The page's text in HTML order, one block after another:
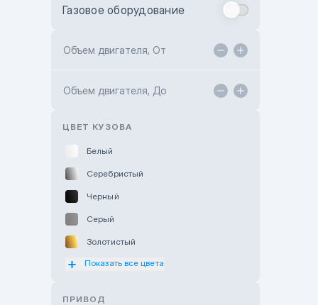
Toyota Kokshetau
Hyundai ShymCity
Газовое оборудование
Объем двигателя, От
Объем двигателя, До
ЦВЕТ КУЗОВА
Белый
Серебристый
Черный
Серый
Золотистый
Оранжевый
Показать все цвета
ПРИВОД